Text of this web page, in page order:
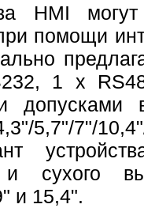
HMI
помощи
1 x
допусками
5,7"/7"/
сухого
и 15,4".